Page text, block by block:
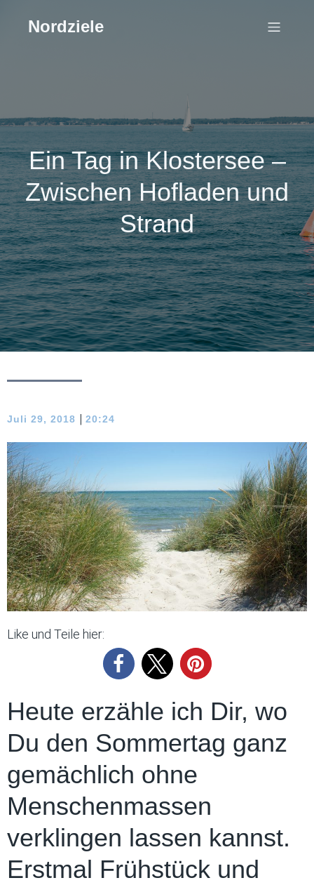
Nordziele
Ein Tag in Klostersee –
Zwischen Hofladen und
Strand
Juli 29, 2018 | 20:24
Like und Teile hier:
Heute erzähle ich Dir, wo
Du den Sommertag ganz
gemächlich ohne
Menschenmassen
verklingen lassen kannst.
Erstmal Frühstück und